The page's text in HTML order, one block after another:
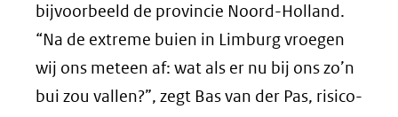
bijvoorbeeld de provincie Noord-Holland.
“Na de extreme buien in Limburg vroegen
wij ons meteen af: wat als er nu bij ons zo’n
bui zou vallen?”, zegt Bas van der Pas, risico-